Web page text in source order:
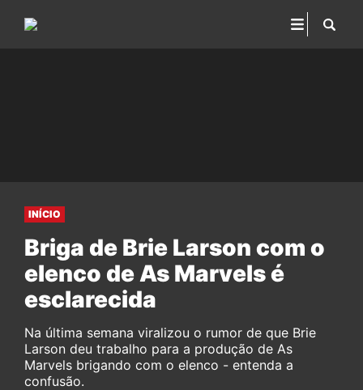
INÍCIO
Briga de Brie Larson com o
elenco de As Marvels é
esclarecida
Na última semana viralizou o rumor de que Brie
Larson deu trabalho para a produção de As
Marvels brigando com o elenco - entenda a
confusão.